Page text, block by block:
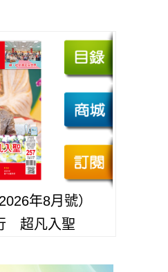
年8月號）
超凡入聖